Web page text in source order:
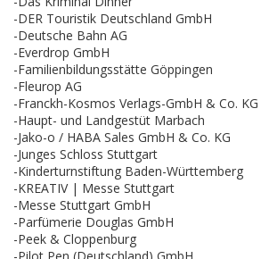
-DER Touristik Deutschland GmbH
-Deutsche Bahn AG
-Everdrop GmbH
-Familienbildungsstätte Göppingen
-Fleurop AG
-Franckh-Kosmos Verlags-GmbH & Co. KG
-Haupt- und Landgestüt Marbach
-Jako-o / HABA Sales GmbH & Co. KG
-Junges Schloss Stuttgart
-Kinderturnstiftung Baden-Württemberg
-KREATIV | Messe Stuttgart
-Messe Stuttgart GmbH
-Parfümerie Douglas GmbH
-Peek & Cloppenburg